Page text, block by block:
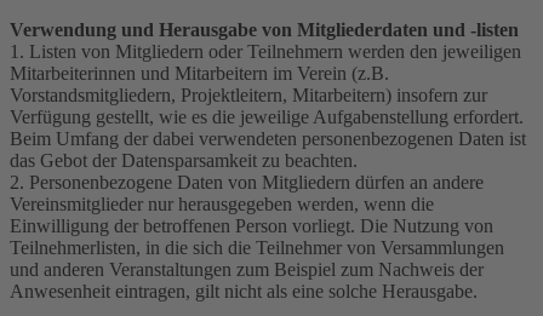
Verwendung und Herausgabe von Mitgliederdaten und -listen
1. Listen von Mitgliedern oder Teilnehmern werden den jeweiligen
Mitarbeiterinnen und Mitarbeitern im Verein (z.B.
Vorstandsmitgliedern, Projektleitern, Mitarbeitern) insofern zur
Verfügung gestellt, wie es die jeweilige Aufgabenstellung erfordert.
Beim Umfang der dabei verwendeten personenbezogenen Daten ist
das Gebot der Datensparsamkeit zu beachten.
2. Personenbezogene Daten von Mitgliedern dürfen an andere
Vereinsmitglieder nur herausgegeben werden, wenn die
Einwilligung der betroffenen Person vorliegt. Die Nutzung von
Teilnehmerlisten, in die sich die Teilnehmer von Versammlungen
und anderen Veranstaltungen zum Beispiel zum Nachweis der
Anwesenheit eintragen, gilt nicht als eine solche Herausgabe.